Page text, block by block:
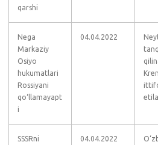
qarshi
Nega
Markaziy
Osiyo
hukumatlari
Rossiyani
qo‘llamayapt
i
04.04.2022
SSSRni
04.04.2022